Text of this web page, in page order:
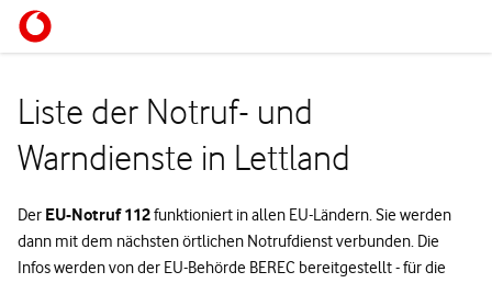
Liste der Notruf- und
Warndienste in Lettland
Der EU-Notruf 112funktioniert in allen EU-Ländern. Sie werden
dann mit dem nächsten örtlichen Notrufdienst verbunden. Die
Infos werden von der EU-Behörde BEREC bereitgestellt - für die